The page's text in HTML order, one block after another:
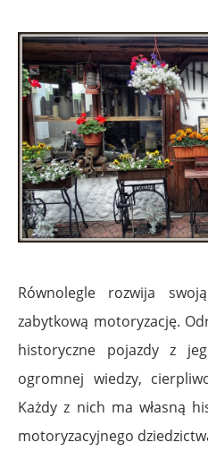
Równolegle rozwija
zabytkową motoryzację.
historyczne pojazdy z
ogromnej wiedzy,
Każdy z nich ma własną
motoryzacyjnego